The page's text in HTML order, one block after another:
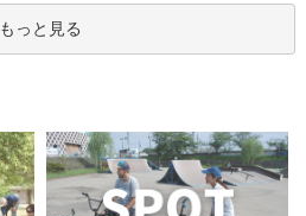
もっと見る